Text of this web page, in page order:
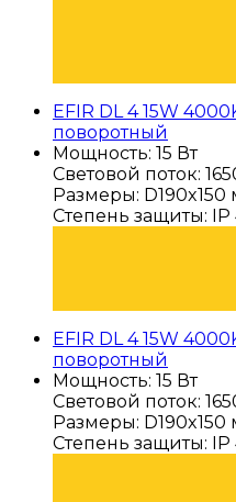
EFIR DL 4 15W
поворотный
Мощность: 15 Вт
Световой поток:
Размеры: D190x150
Степень защиты: IP
EFIR DL 4 15W
поворотный
Мощность: 15 Вт
Световой поток:
Размеры: D190x150
Степень защиты: IP